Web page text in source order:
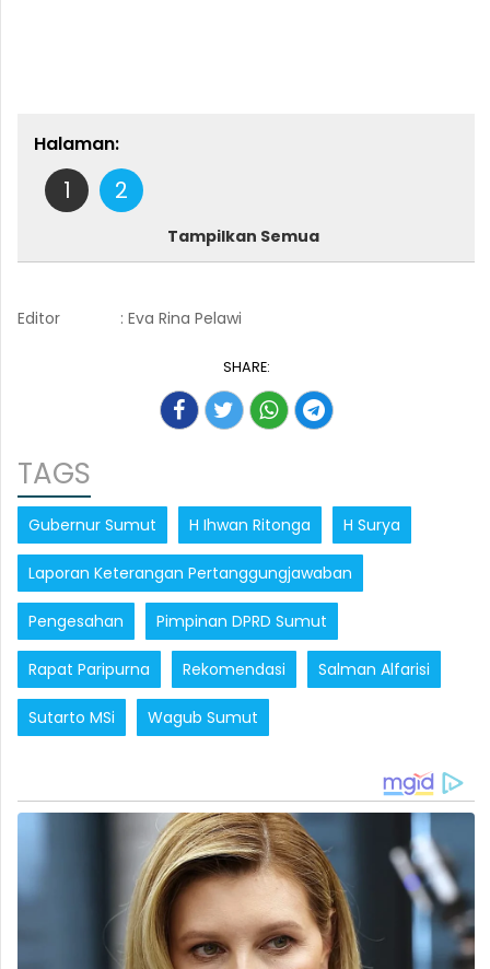
Halaman:
1 2
Tampilkan Semua
Editor : Eva Rina Pelawi
SHARE:
TAGS
Gubernur Sumut H Ihwan Ritonga H Surya
Laporan Keterangan Pertanggungjawaban
Pengesahan Pimpinan DPRD Sumut
Rapat Paripurna Rekomendasi Salman Alfarisi
Sutarto MSi Wagub Sumut